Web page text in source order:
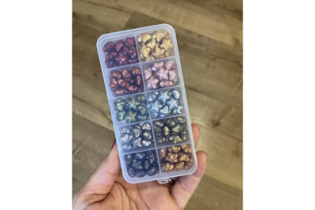
produktu
hvězdiček.